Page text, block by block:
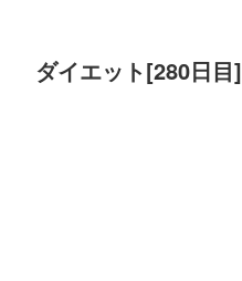
ダイエット[280日目]